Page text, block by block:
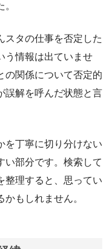
スタの仕事を否定した
う情報は出ていませ
の関係について否定的
誤解を呼んだ状態と言
を丁寧に切り分けない
い部分です。検索して
整理すると、思ってい
もしれません。